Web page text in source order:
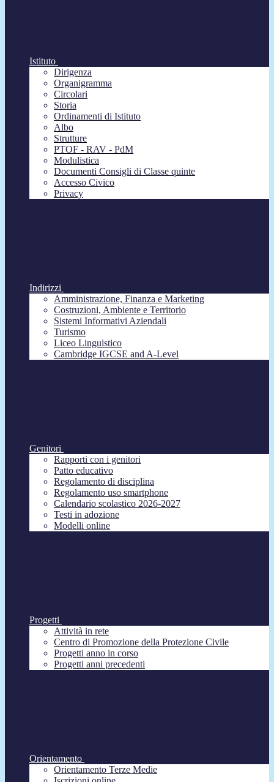
Istituto
Dirigenza
Organigramma
Circolari
Storia
Ordinamenti di Istituto
Albo
Strutture
PTOF - RAV - PdM
Modulistica
Documenti Consigli di Classe quinte
Accesso Civico
Privacy
Indirizzi
Amministrazione, Finanza e Marketing
Costruzioni, Ambiente e Territorio
Sistemi Informativi Aziendali
Turismo
Liceo Linguistico
Cambridge IGCSE and A-Level
Genitori
Rapporti con i genitori
Patto educativo
Regolamento di disciplina
Regolamento uso smartphone
Calendario scolastico 2026-2027
Testi in adozione
Modelli online
Progetti
Attività in rete
Centro di Promozione della Protezione Civile
Progetti anno in corso
Progetti anni precedenti
Orientamento
Orientamento Terze Medie